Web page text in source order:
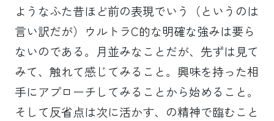
ようなふた昔ほど前の表現でいう（というのは
言い訳だが）ウルトラC的な明確な強みは要ら
ないのである。月並みなことだが、先ずは見て
みて、触れて感じてみること。興味を持った相
手にアプローチしてみることから始めること。
そして反省点は次に活かす、の精神で臨むこと